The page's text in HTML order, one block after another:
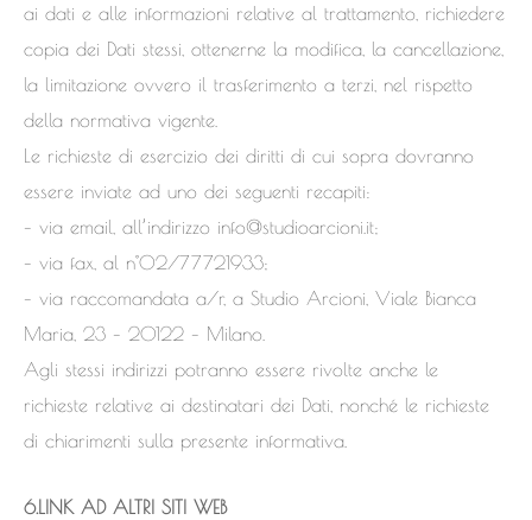
ai dati e alle informazioni relative al trattamento, richiedere
copia dei Dati stessi, ottenerne la modifica, la cancellazione,
la limitazione ovvero il trasferimento a terzi, nel rispetto
della normativa vigente.
Le richieste di esercizio dei diritti di cui sopra dovranno
essere inviate ad uno dei seguenti recapiti:
– via email, all’indirizzo info@studioarcioni.it;
– via fax, al n°02/77721933;
– via raccomandata a/r, a Studio Arcioni, Viale Bianca
Maria, 23 – 20122 – Milano.
Agli stessi indirizzi potranno essere rivolte anche le
richieste relative ai destinatari dei Dati, nonché le richieste
di chiarimenti sulla presente informativa.
6.LINK AD ALTRI SITI WEB